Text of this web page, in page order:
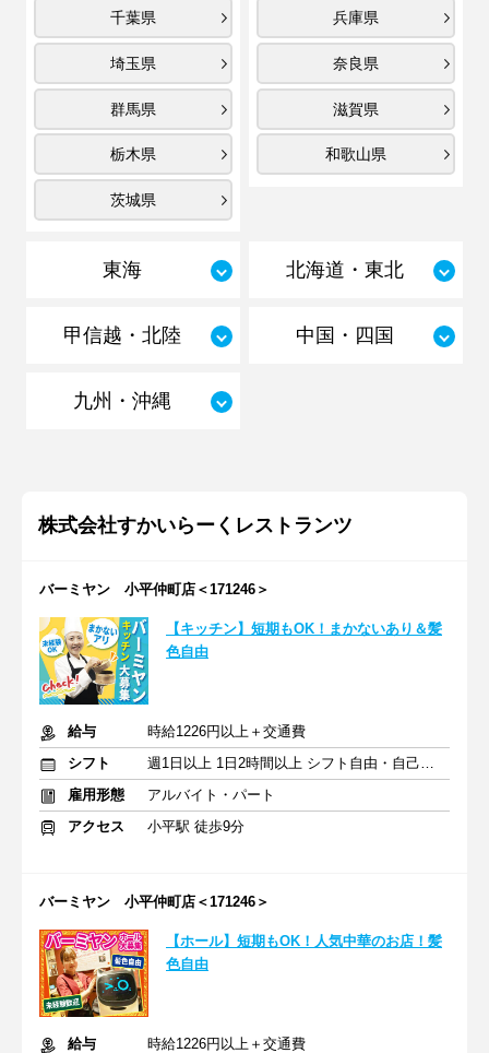
千葉県
埼玉県
群馬県
栃木県
茨城県
兵庫県
奈良県
滋賀県
和歌山県
東海 北海道・東北
甲信越・北陸 中国・四国
九州・沖縄
株式会社すかいらーくレストランツ
バーミヤン 小平仲町店＜171246＞
【キッチン】短期もOK！まかないあり＆髪
色自由
給与
時給1226円以上＋交通費
シフト
週1日以上 1日2時間以上 シフト自由・自己申告
雇用形態
アルバイト・パート
アクセス
小平駅 徒歩9分
バーミヤン 小平仲町店＜171246＞
【ホール】短期もOK！人気中華のお店！髪
色自由
給与
時給1226円以上＋交通費